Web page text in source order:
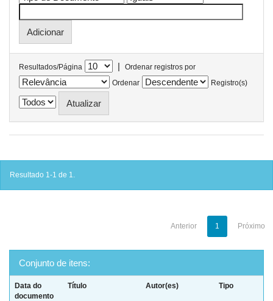
Resultados/Página |
Ordenar registros por
Ordenar
Registro(s)
Resultado 1-1 de 1.
Anterior 1 Próximo
Conjunto de itens:
Data do
documento
Título Autor(es) Tipo